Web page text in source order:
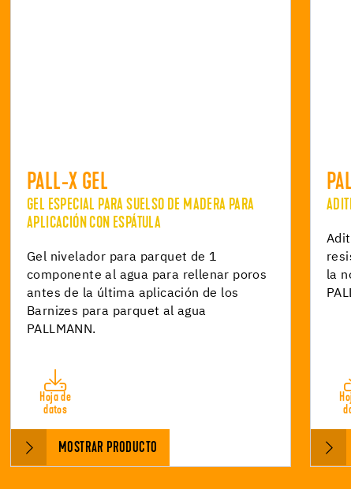
PALL-X GEL
GEL ESPECIAL PARA SUELSO DE MADERA PARA
APLICACIÓN CON ESPÁTULA
Gel nivelador para parquet de 1
componente al agua para rellenar poros
antes de la última aplicación de los
Barnizes para parquet al agua
PALLMANN.
Hoja de
datos
MOSTRAR PRODUCTO
la